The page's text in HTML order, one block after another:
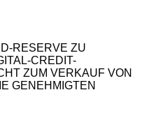
RESERVE ZU
CREDIT-W
ZUM VERKAUF VON B
GR